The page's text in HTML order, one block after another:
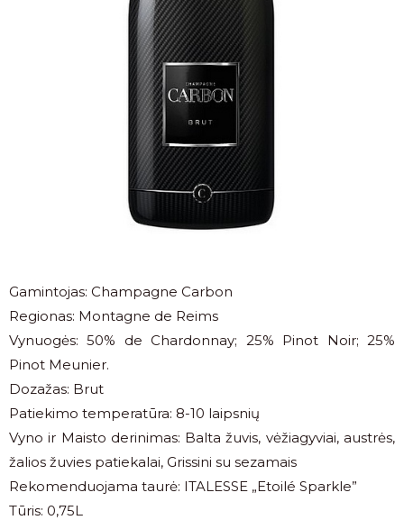
Gamintojas: Champagne Carbon
Regionas: Montagne de Reims
Vynuogės: 50% de Chardonnay; 25% Pinot Noir; 25%
Pinot Meunier.
Dozažas: Brut
Patiekimo temperatūra: 8-10 laipsnių
Vyno ir Maisto derinimas: Balta žuvis, vėžiagyviai, austrės,
žalios žuvies patiekalai, Grissini su sezamais
Rekomenduojama taurė: ITALESSE „Etoilé Sparkle”
Tūris: 0,75L